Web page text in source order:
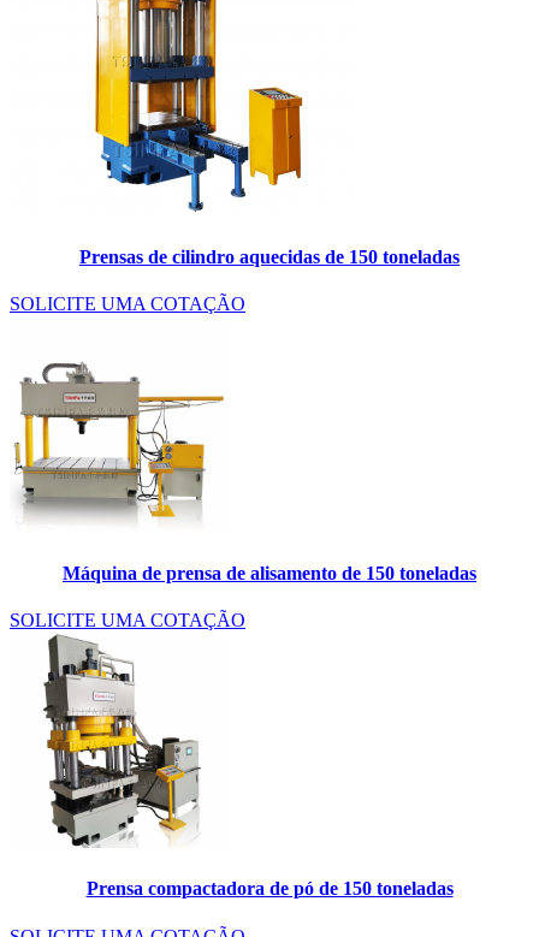
Prensas de cilindro aquecidas de 150 toneladas
SOLICITE UMA COTAÇÃO
Máquina de prensa de alisamento de 150 toneladas
SOLICITE UMA COTAÇÃO
Prensa compactadora de pó de 150 toneladas